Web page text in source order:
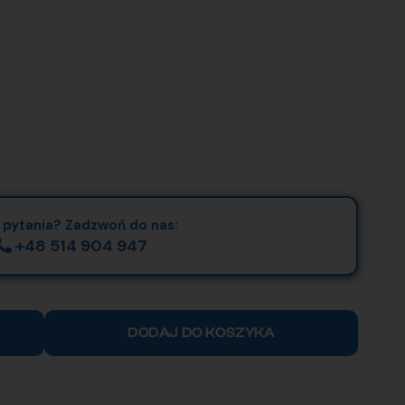
pytania? Zadzwoń do nas:
+48 514 904 947
DODAJ DO KOSZYKA